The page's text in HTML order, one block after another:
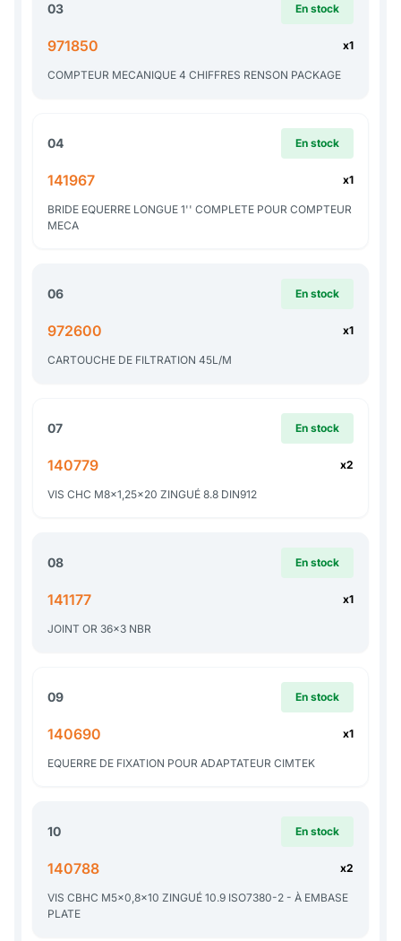
03 En stock
971850 x1
COMPTEUR MECANIQUE 4 CHIFFRES RENSON PACKAGE
04 En stock
141967 x1
BRIDE EQUERRE LONGUE 1'' COMPLETE POUR COMPTEUR
MECA
06 En stock
972600 x1
CARTOUCHE DE FILTRATION 45L/M
07 En stock
140779 x2
VIS CHC M8x1,25x20 ZINGUÉ 8.8 DIN912
08 En stock
141177 x1
JOINT OR 36x3 NBR
09 En stock
140690 x1
EQUERRE DE FIXATION POUR ADAPTATEUR CIMTEK
10 En stock
140788 x2
VIS CBHC M5x0,8x10 ZINGUÉ 10.9 ISO7380-2 - À EMBASE
PLATE